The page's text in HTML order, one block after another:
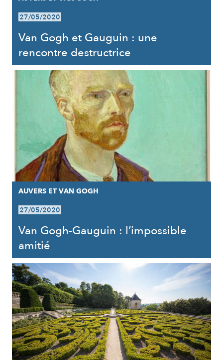
27/05/2020
Van Gogh et Gauguin : une
rencontre destructrice
AUVERS ET VAN GOGH
27/05/2020
Van Gogh-Gauguin : l’impossible
amitié